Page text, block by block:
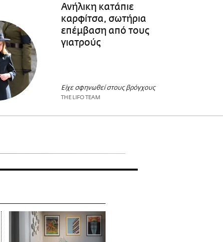
Ανήλικη κατάπιε
καρφίτσα, σωτήρια
επέμβαση από τους
γιατρούς
Είχε σφηνωθεί στους βρόγχους
THE LIFO TEAM